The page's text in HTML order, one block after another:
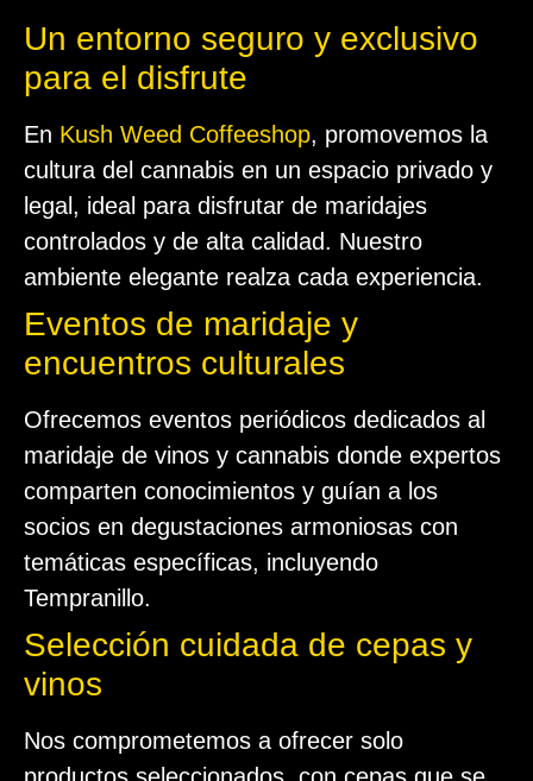
Un entorno seguro y exclusivo
para el disfrute
En Kush Weed Coffeeshop, promovemos la
cultura del cannabis en un espacio privado y
legal, ideal para disfrutar de maridajes
controlados y de alta calidad. Nuestro
ambiente elegante realza cada experiencia.
Eventos de maridaje y
encuentros culturales
Ofrecemos eventos periódicos dedicados al
maridaje de vinos y cannabis donde expertos
comparten conocimientos y guían a los
socios en degustaciones armoniosas con
temáticas específicas, incluyendo
Tempranillo.
Selección cuidada de cepas y
vinos
Nos comprometemos a ofrecer solo